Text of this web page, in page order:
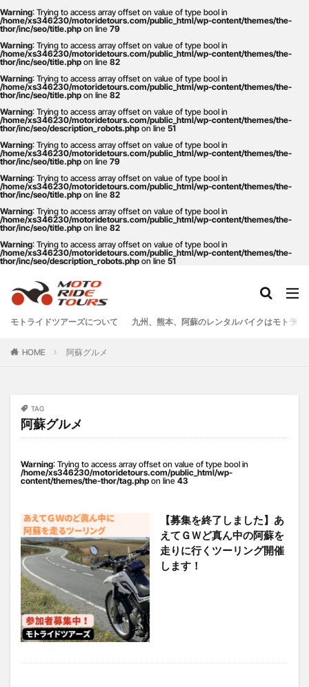
Warning: Trying to access array offset on value of type bool in
/home/xs346230/motoridetours.com/public_html/wp-content/themes/the-
thor/inc/seo/title.php on line 79
Warning: Trying to access array offset on value of type bool in
/home/xs346230/motoridetours.com/public_html/wp-content/themes/the-
thor/inc/seo/title.php on line 82
Warning: Trying to access array offset on value of type bool in
/home/xs346230/motoridetours.com/public_html/wp-content/themes/the-
thor/inc/seo/title.php on line 82
Warning: Trying to access array offset on value of type bool in
/home/xs346230/motoridetours.com/public_html/wp-content/themes/the-
thor/inc/seo/description_robots.php on line 51
Warning: Trying to access array offset on value of type bool in
/home/xs346230/motoridetours.com/public_html/wp-content/themes/the-
thor/inc/seo/title.php on line 79
Warning: Trying to access array offset on value of type bool in
/home/xs346230/motoridetours.com/public_html/wp-content/themes/the-
thor/inc/seo/title.php on line 82
Warning: Trying to access array offset on value of type bool in
/home/xs346230/motoridetours.com/public_html/wp-content/themes/the-
thor/inc/seo/title.php on line 82
Warning: Trying to access array offset on value of type bool in
/home/xs346230/motoridetours.com/public_html/wp-content/themes/the-
thor/inc/seo/description_robots.php on line 51
モトライドツアーズについて 九州、熊本、阿蘇のレンタルバイクはモトライ
HOME 阿蘇グルメ
TAG
阿蘇グルメ
Warning: Trying to access array offset on value of type bool in
/home/xs346230/motoridetours.com/public_html/wp-
content/themes/the-thor/tag.php on line 43
【募集を終了しました】あ
えてＧＷど真ん中の阿蘇を
走りに行くツーリング開催
します！
タグ
One Piece あか牛 あか牛の館
くまモン
わいた温泉
エミナース
クシタニ
グルメ サウナ
ステッカー
バイクレンタル
フェアフィールド
ホルモン
ホンダ
モトライドツアーズ
モトライドレンタル
モーターサイクル
レンタル
レンタルバイク
ワンピース
九州ツーリング
人吉 人吉球磨
像
南小国
南阿蘇村 喫茶竹熊
小国
水俣
熊本ツーリング
竹熊
米津米店 赤牛 近江屋
阿蘇
阿蘇くまもと空港